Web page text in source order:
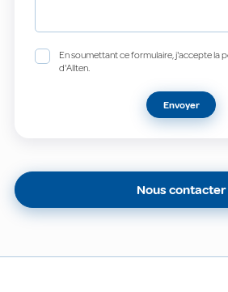
En soumettant ce formulaire, j'accepte la
d'Allten.
Envoyer
Nous contacter